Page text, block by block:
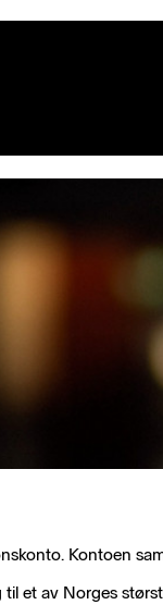
Kontoen
et av Norges